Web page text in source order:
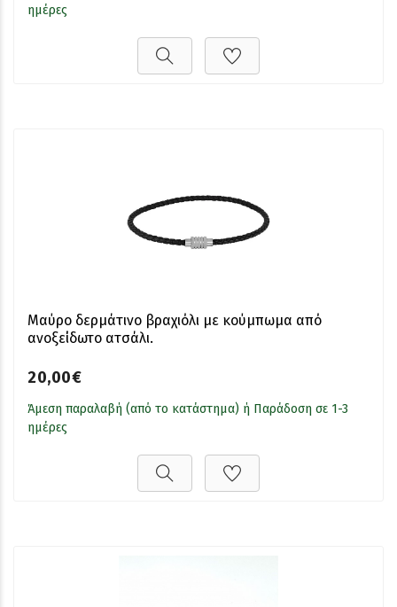
ημέρες
Μαύρο δερμάτινο βραχιόλι με κούμπωμα από
ανοξείδωτο ατσάλι.
20,00€
Άμεση παραλαβή (από το κατάστημα) ή Παράδοση σε 1-3
ημέρες